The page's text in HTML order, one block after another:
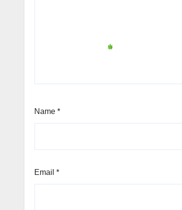
Name *
Email *